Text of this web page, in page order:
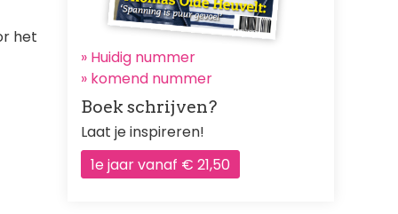
het
» Huidig nummer
» komend nummer
Boek schrijven?
Laat je inspireren!
1e jaar vanaf € 21,50